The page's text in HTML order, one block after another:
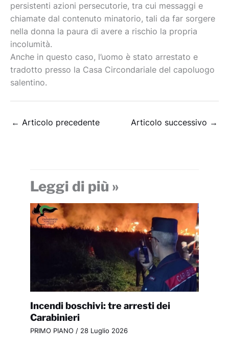
persistenti azioni persecutorie, tra cui messaggi e
chiamate dal contenuto minatorio, tali da far sorgere
nella donna la paura di avere a rischio la propria
incolumità.
Anche in questo caso, l’uomo è stato arrestato e
tradotto presso la Casa Circondariale del capoluogo
salentino.
← Articolo precedente Articolo successivo →
Leggi di più »
Incendi boschivi: tre arresti dei
Carabinieri
PRIMO PIANO / 28 Luglio 2026